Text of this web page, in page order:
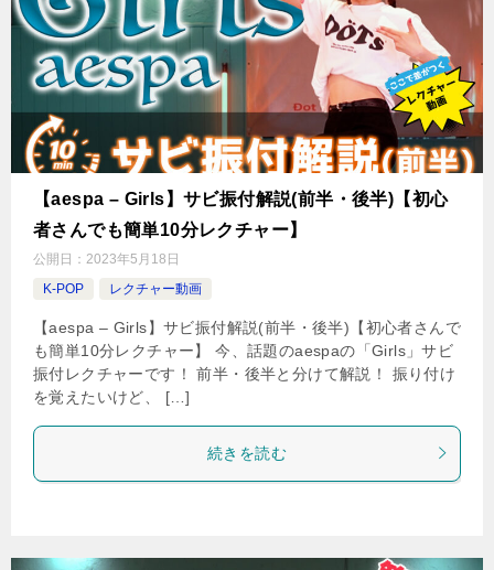
【aespa – Girls】サビ振付解説(前半・後半)【初心
者さんでも簡単10分レクチャー】
公開日： 2023年5月18日
K-POP
レクチャー動画
【aespa – Girls】サビ振付解説(前半・後半)【初心者さんで
も簡単10分レクチャー】 今、話題のaespaの「Girls」サビ
振付レクチャーです！ 前半・後半と分けて解説！ 振り付け
を覚えたいけど、 […]
続きを読む